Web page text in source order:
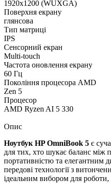
1920x1200 (WUXGA)
Поверхня екрану
глянсова
Тип матриці
IPS
Сенсорний екран
Multi-touch
Частота оновлення екрану
60 Гц
Покоління процесора AMD
Zen 5
Процесор
AMD Ryzen AI 5 330
Опис
Ноутбук HP OmniBook 5 є
для тих, хто шукає баланс між
портативністю та елегантним
передові технології з
ідеальним вибором для роботи,